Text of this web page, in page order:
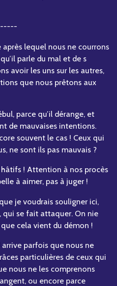
lequel nous ne courrons
parle du mal et de s
avoir les uns sur les autres,
que nous prêtons aux
parce qu’il dérange, et
de mauvaises intentions.
souvent le cas ! Ceux qui
ne sont ils pas mauvais ?
! Attention à nos procès
à aimer, pas à juger !
je voudrais souligner ici,
qui se fait attaquer. On nie
cela vient du démon !
parfois que nous ne
particulières de ceux qui
nous ne les comprenons
ou encore parce